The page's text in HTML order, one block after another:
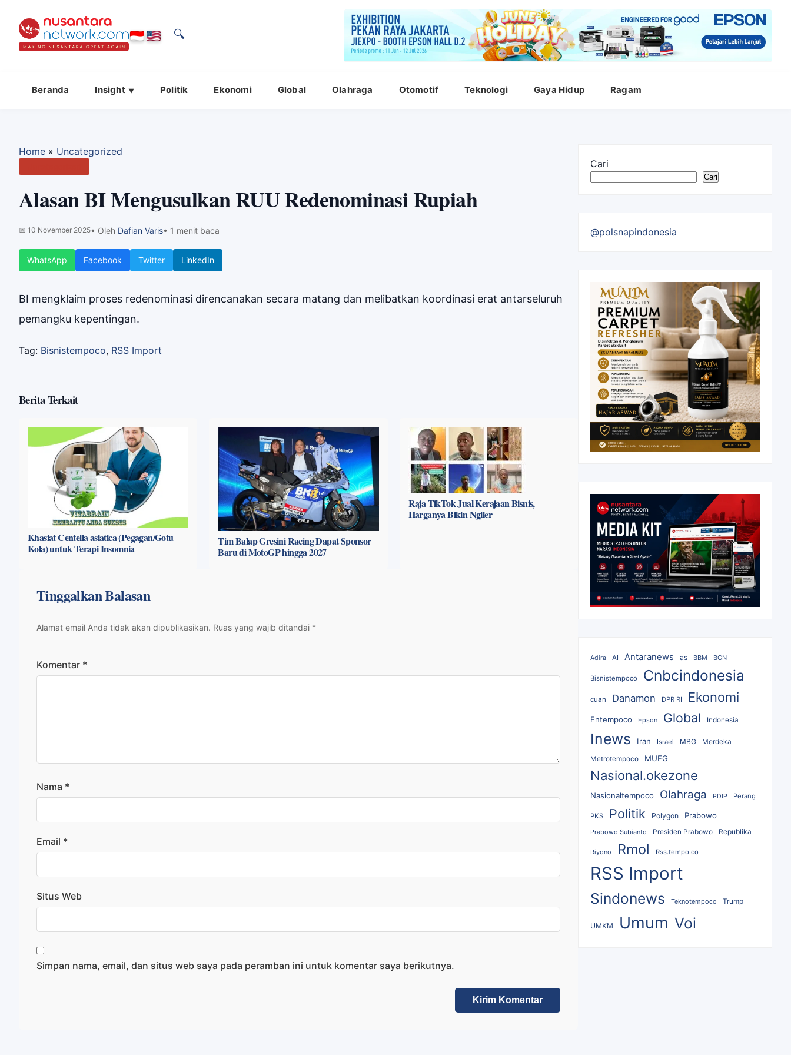
🔍
Beranda Insight Politik Ekonomi Global Olahraga Otomotif Teknologi Gaya Hidup Ragam
Home » Uncategorized
Alasan BI Mengusulkan RUU Redenominasi Rupiah
📅 10 November 2025• Oleh Dafian Varis• 1 menit baca
WhatsApp Facebook Twitter LinkedIn
BI mengklaim proses redenominasi direncanakan secara matang dan melibatkan koordinasi erat antarseluruh
pemangku kepentingan.
Tag: Bisnistempoco, RSS Import
Berita Terkait
Khasiat Centella asiatica (Pegagan/Gotu
Kola) untuk Terapi Insomnia
Tim Balap Gresini Racing Dapat Sponsor
Baru di MotoGP hingga 2027
Raja TikTok Jual Kerajaan Bisnis,
Harganya Bikin Ngiler
Tinggalkan Balasan
Alamat email Anda tidak akan dipublikasikan. Ruas yang wajib ditandai *
Komentar *
Nama *
Email *
Situs Web
Simpan nama, email, dan situs web saya pada peramban ini untuk komentar saya berikutnya.
Cari
Cari
@polsnapindonesia
Adira AI Antaranews as BBM BGN
Bisnistempoco Cnbcindonesia
cuan Danamon DPR RI Ekonomi
Entempoco Epson Global Indonesia
Inews Iran Israel MBG Merdeka
Metrotempoco MUFG
Nasional.okezone
Nasionaltempoco Olahraga PDIP Perang
PKS Politik Polygon Prabowo
Prabowo Subianto Presiden Prabowo Republika
Riyono Rmol Rss.tempo.co
RSS Import
Sindonews Teknotempoco Trump
UMKM Umum Voi